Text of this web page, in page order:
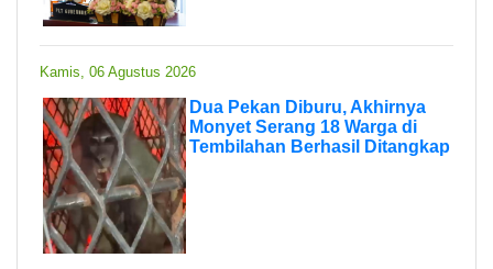
Kamis, 06 Agustus 2026
Dua Pekan Diburu, Akhirnya
Monyet Serang 18 Warga di
Tembilahan Berhasil Ditangkap